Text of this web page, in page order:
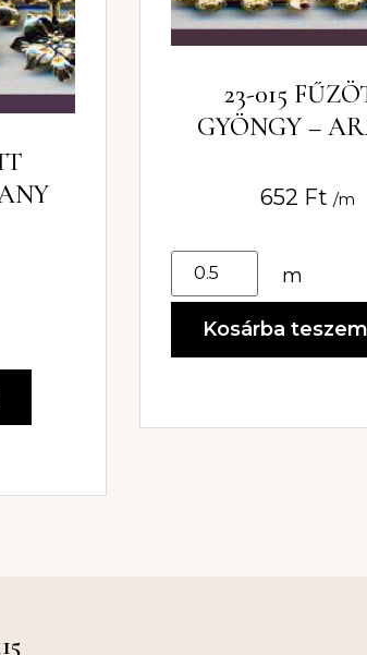
23-015
GYÖNGY –
652 Ft /m
m
Kosárba teszem